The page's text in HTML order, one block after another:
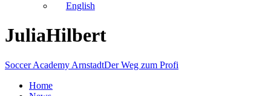
English
JuliaHilbert
Soccer Academy ArnstadtDer Weg zum Profi
Home